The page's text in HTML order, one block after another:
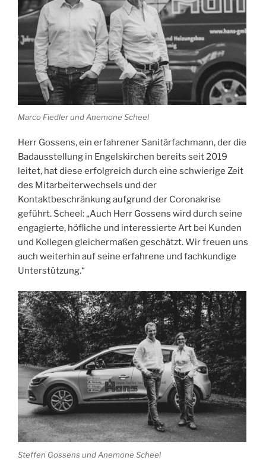
Marco Fiedler und Anemone Scheel
Herr Gossens, ein erfahrener Sanitärfachmann, der die
Badausstellung in Engelskirchen bereits seit 2019
leitet, hat diese erfolgreich durch eine schwierige Zeit
des Mitarbeiterwechsels und der
Kontaktbeschränkung aufgrund der Coronakrise
geführt. Scheel: „Auch Herr Gossens wird durch seine
engagierte, höfliche und interessierte Art bei Kunden
und Kollegen gleichermaßen geschätzt. Wir freuen uns
auch weiterhin auf seine erfahrene und fachkundige
Unterstützung.“
Steffen Gossens und Anemone Scheel